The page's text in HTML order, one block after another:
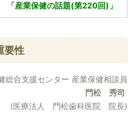
「産業保健の話題(第220回)」
要性
総合支援センター 産業保健相談員
門松 秀司
(医療法人 門松歯科医院 院長)